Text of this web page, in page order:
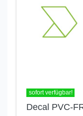
sofort verfügbar!
Decal PVC-